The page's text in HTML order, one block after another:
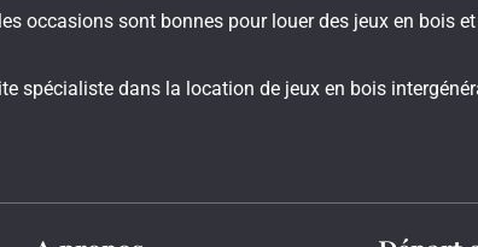
occasions sont bonnes pour louer des jeux en bois
spécialiste dans la location de jeux en bois